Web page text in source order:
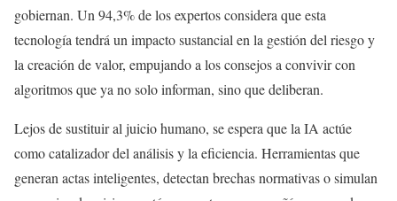
gobiernan. Un 94,3% de los expertos considera que esta
tecnología tendrá un impacto sustancial en la gestión del riesgo y
la creación de valor, empujando a los consejos a convivir con
algoritmos que ya no solo informan, sino que deliberan.
Lejos de sustituir al juicio humano, se espera que la IA actúe
como catalizador del análisis y la eficiencia. Herramientas que
generan actas inteligentes, detectan brechas normativas o simulan